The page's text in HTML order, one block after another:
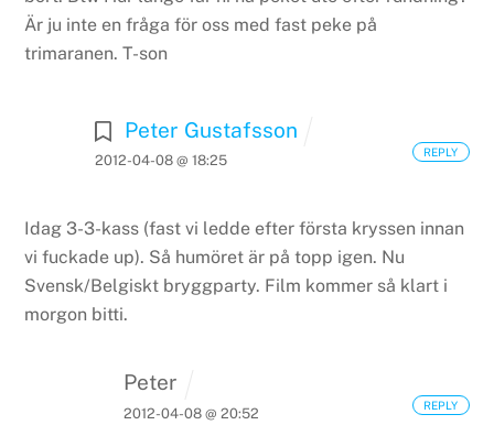
Är ju inte en fråga för oss med fast peke på
trimaranen. T-son
Peter Gustafsson
2012-04-08 @ 18:25
Idag 3-3-kass (fast vi ledde efter första kryssen innan
vi fuckade up). Så humöret är på topp igen. Nu
Svensk/Belgiskt bryggparty. Film kommer så klart i
morgon bitti.
REPLY
Peter
2012-04-08 @ 20:52
REPLY